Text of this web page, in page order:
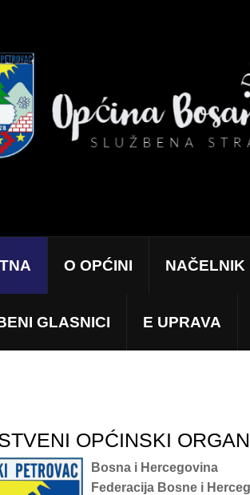
O OPĆINI NAČELNIK
GLASNICI E UPRAVA
OPĆINSKI
Bosna i Hercegovina
Federacija Bosne i